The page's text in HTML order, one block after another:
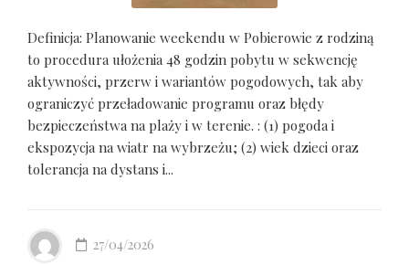
Definicja: Planowanie weekendu w Pobierowie z rodziną
to procedura ułożenia 48 godzin pobytu w sekwencję
aktywności, przerw i wariantów pogodowych, tak aby
ograniczyć przeładowanie programu oraz błędy
bezpieczeństwa na plaży i w terenie. : (1) pogoda i
ekspozycja na wiatr na wybrzeżu; (2) wiek dzieci oraz
tolerancja na dystans i...
27/04/2026